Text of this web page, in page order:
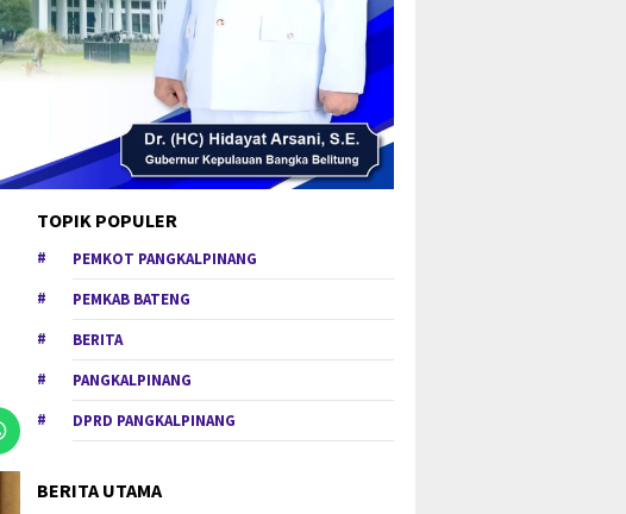
TOPIK POPULER
PEMKOT PANGKALPINANG
PEMKAB BATENG
BERITA
PANGKALPINANG
DPRD PANGKALPINANG
BERITA UTAMA